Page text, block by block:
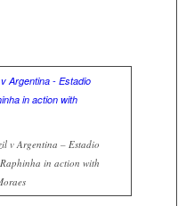
v Argentina – Estadio
in action with